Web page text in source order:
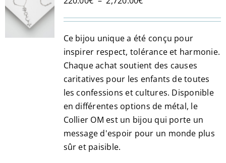
220.00€
à
2,720.00€
Ce bijou unique a été conçu pour
inspirer respect, tolérance et harmonie.
Chaque achat soutient des causes
caritatives pour les enfants de toutes
les confessions et cultures. Disponible
en différentes options de métal, le
Collier OM est un bijou qui porte un
message d'espoir pour un monde plus
sûr et paisible​.